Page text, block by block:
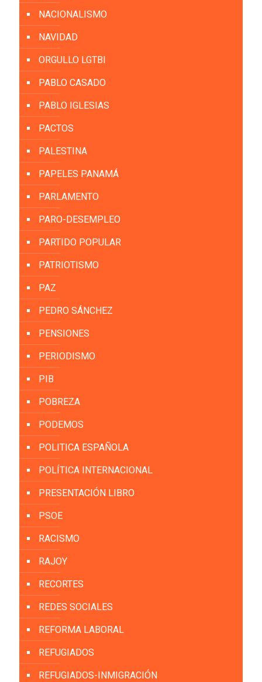
NACIONALISMO
NAVIDAD
ORGULLO LGTBI
PABLO CASADO
PABLO IGLESIAS
PACTOS
PALESTINA
PAPELES PANAMÁ
PARLAMENTO
PARO-DESEMPLEO
PARTIDO POPULAR
PATRIOTISMO
PAZ
PEDRO SÁNCHEZ
PENSIONES
PERIODISMO
PIB
POBREZA
PODEMOS
POLITICA ESPAÑOLA
POLÍTICA INTERNACIONAL
PRESENTACIÓN LIBRO
PSOE
RACISMO
RAJOY
RECORTES
REDES SOCIALES
REFORMA LABORAL
REFUGIADOS
REFUGIADOS-INMIGRACIÓN